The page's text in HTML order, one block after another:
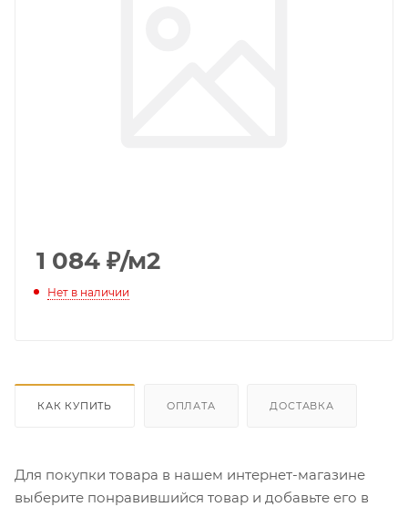
1 084 ₽/м2
Нет в наличии
КАК КУПИТЬ ОПЛАТА ДОСТАВКА
Для покупки товара в нашем интернет-магазине
выберите понравившийся товар и добавьте его в